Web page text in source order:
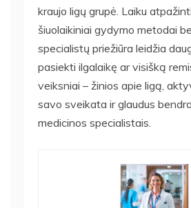
kraujo ligų grupė. Laiku
šiuolaikiniai gydymo metodai
specialistų priežiūra leidžia
pasiekti ilgalaikę ar visišką
veiksniai – žinios apie ligą,
savo sveikata ir glaudus
medicinos specialistais.